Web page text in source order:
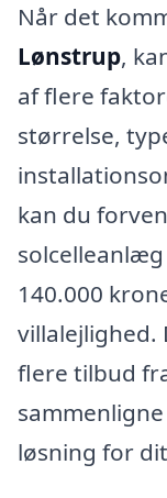
Når det
Lønstrup,
af flere
størrelse,
kan du
140.000
villalejlighed.
flere tilbud
løsning for